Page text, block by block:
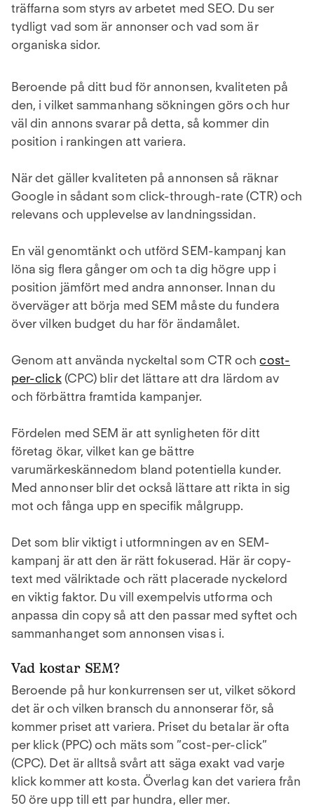
träffarna som styrs av arbetet med SEO. Du ser
tydligt vad som är annonser och vad som är
organiska sidor.
Beroende på ditt bud för annonsen, kvaliteten på
den, i vilket sammanhang sökningen görs och hur
väl din annons svarar på detta, så kommer din
position i rankingen att variera.
När det gäller kvaliteten på annonsen så räknar
Google in sådant som click-through-rate (CTR) och
relevans och upplevelse av landningssidan.
En väl genomtänkt och utförd SEM-kampanj kan
löna sig flera gånger om och ta dig högre upp i
position jämfört med andra annonser. Innan du
överväger att börja med SEM måste du fundera
över vilken budget du har för ändamålet.
Genom att använda nyckeltal som CTR ochcost-
per-click(CPC) blir det lättare att dra lärdom av
och förbättra framtida kampanjer.
Fördelen med SEM är att synligheten för ditt
företag ökar, vilket kan ge bättre
varumärkeskännedom bland potentiella kunder.
Med annonser blir det också lättare att rikta in sig
mot och fånga upp en specifik målgrupp.
Det som blir viktigt i utformningen av en SEM-
kampanj är att den är rätt fokuserad. Här är copy-
text med välriktade och rätt placerade nyckelord
en viktig faktor. Du vill exempelvis utforma och
anpassa din copy så att den passar med syftet och
sammanhanget som annonsen visas i.
Vad kostar SEM?
Beroende på hur konkurrensen ser ut, vilket sökord
det är och vilken bransch du annonserar för, så
kommer priset att variera. Priset du betalar är ofta
per klick (PPC) och mäts som ”cost-per-click”
(CPC). Det är alltså svårt att säga exakt vad varje
klick kommer att kosta. Överlag kan det variera från
50 öre upp till ett par hundra, eller mer.